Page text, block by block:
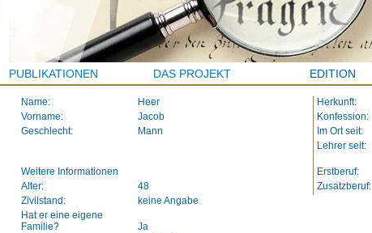
PUBLIKATIONEN DAS PROJEKT EDITION
Name:
Heer
Vorname:
Jacob
Geschlecht:
Mann
Herkunft:
Konfession:
Im Ort seit:
Lehrer seit:
Weitere Informationen
Alter:
48
Zivilstand:
keine Angabe
Hat er eine eigene
Familie?
Ja
Erstberuf:
Zusatzberuf: